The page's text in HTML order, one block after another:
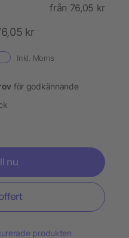
från 76,05 kr
kr
Inkl. Moms
för godkännande
nu
produkten